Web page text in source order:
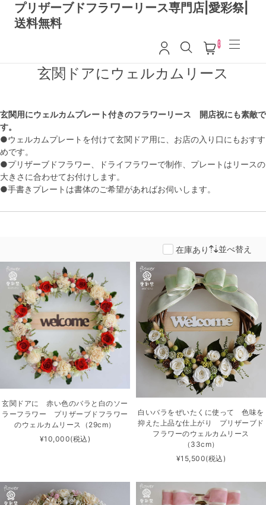
プリザーブドフラワーリース専門店|愛彩祭|
送料無料
0
玄関ドアにウェルカムリース
玄関用にウェルカムプレート付きのフラワーリース 開店祝にも素敵で
す。
●ウェルカムプレートを付けて玄関ドア用に、お店の入り口にもおすす
めです。
●プリザーブドフラワー、ドライフラワーで制作、プレートはリースの
大きさに合わせてお付けします。
●手書きプレートは書体のご希望があればお伺いします。
並べ替え
在庫あり
玄関ドアに 赤い色のバラと白のソー
ラーフラワー プリザーブドフラワー
のウェルカムリース（29cm）
¥10,000(税込)
白いバラをぜいたくに使って 色味を
抑えた上品な仕上がり プリザーブド
フラワーのウェルカムリース
（33cm）
¥15,500(税込)